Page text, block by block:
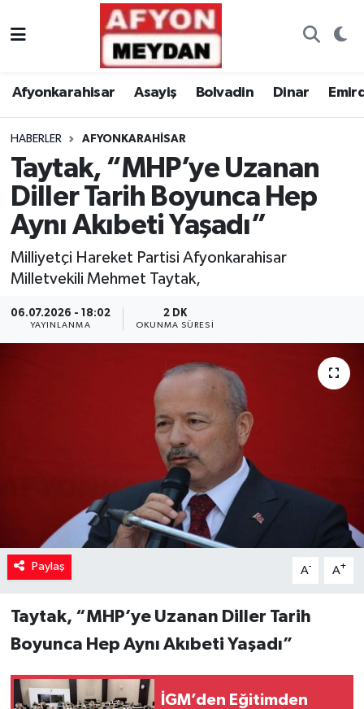
Afyonkarahisar Asayiş Bolvadin Dinar
HABERLER AFYONKARAHISAR
Taytak, “MHP’ye Uzanan
Diller Tarih Boyunca Hep
Aynı Akıbeti Yaşadı”
Milliyetçi Hareket Partisi Afyonkarahisar
Milletvekili Mehmet Taytak,
06.07.2026 - 18:02
YAYINLANMA
2 DK
OKUNMA SÜRESI
Paylaş A- A+
Taytak, “MHP’ye Uzanan Diller Tarih
Boyunca Hep Aynı Akıbeti Yaşadı”
İGM’den Eğitimden
Nöbetçi Eczaneler
Trafik Durumu
Süper Lig Puan Durumu ve Fikstür
Tüm Manşetler
Son Dakika Haberleri
Haber Arşivi